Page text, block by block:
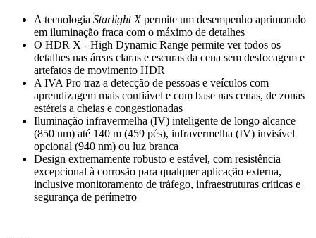
A tecnologia Starlight Xpermite um desempenho aprimorado
em iluminação fraca com o máximo de detalhes
O HDR X - High Dynamic Range permite ver todos os
detalhes nas áreas claras e escuras da cena sem desfocagem e
artefatos de movimento HDR
A IVA Pro traz a detecção de pessoas e veículos com
aprendizagem mais confiável e com base nas cenas, de zonas
estéreis a cheias e congestionadas
Iluminação infravermelha (IV) inteligente de longo alcance
(850 nm) até 140 m (459 pés), infravermelha (IV) invisível
opcional (940 nm) ou luz branca
Design extremamente robusto e estável, com resistência
excepcional à corrosão para qualquer aplicação externa,
inclusive monitoramento de tráfego, infraestruturas críticas e
segurança de perímetro